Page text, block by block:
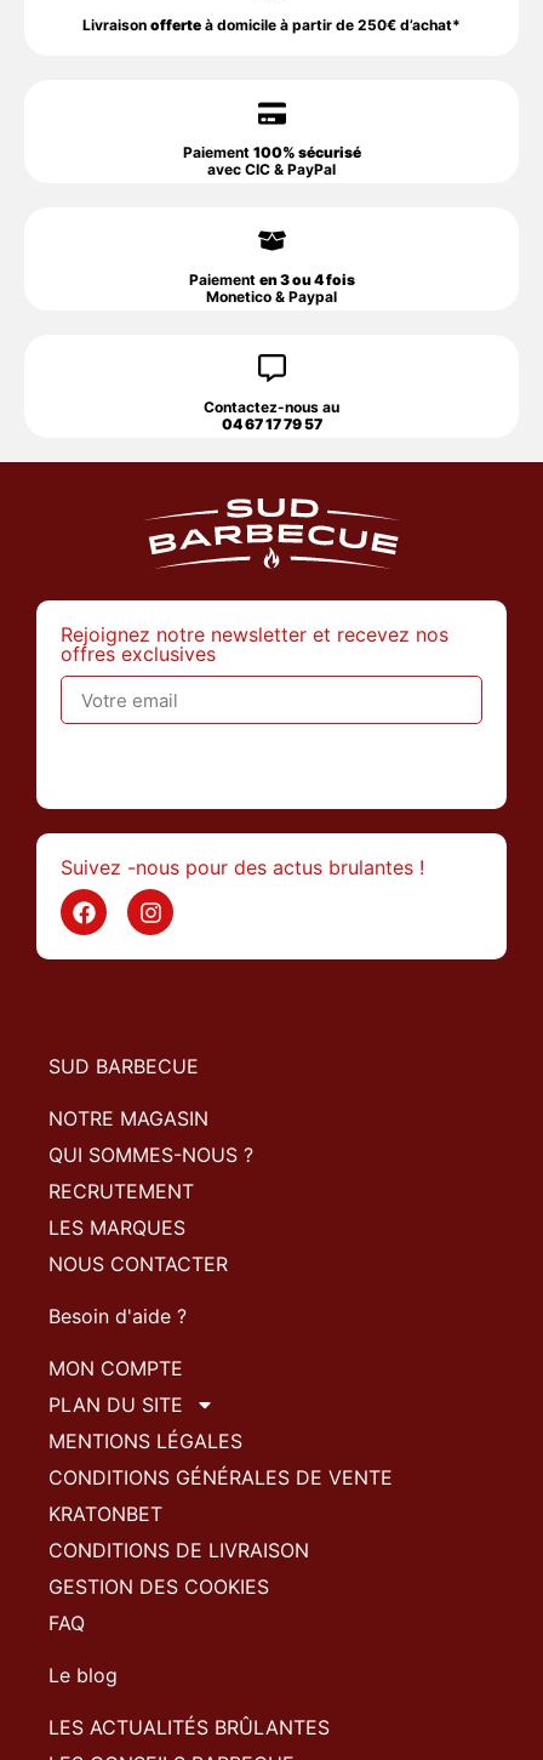
Livraison offerte à domicile à partir de 250€ d’achat*
Paiement 100% sécurisé
avec CIC & PayPal
Paiement en 3 ou 4 fois
Monetico & Paypal
Contactez-nous au
04 67 17 79 57
Rejoignez notre newsletter et recevez nos
offres exclusives
Suivez -nous pour des actus brulantes !
SUD BARBECUE
NOTRE MAGASIN
QUI SOMMES-NOUS ?
RECRUTEMENT
LES MARQUES
NOUS CONTACTER
Besoin d'aide ?
MON COMPTE
PLAN DU SITE
MENTIONS LÉGALES
CONDITIONS GÉNÉRALES DE VENTE
KRATONBET
CONDITIONS DE LIVRAISON
GESTION DES COOKIES
FAQ
Le blog
LES ACTUALITÉS BRÛLANTES